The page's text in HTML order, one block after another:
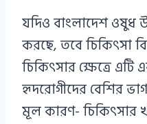
যদিও বাংলাদেশ ওষুধ
করছে, তবে চিকিৎসা
চিকিৎসার ক্ষেত্রে
হৃদরোগীদের বেশির
মূল কারণ- চিকিৎসার